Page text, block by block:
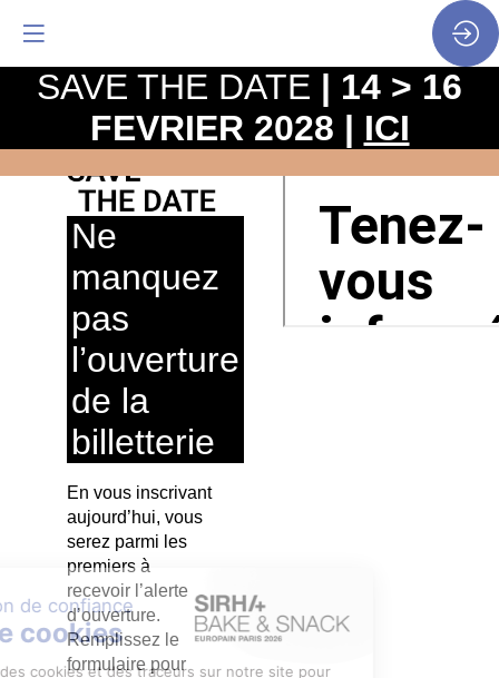
Ne
manquez
pas
l’ouverture
de la
billetterie
En vous inscrivant
aujourd’hui, vous
serez parmi les
premiers à
recevoir l’alerte
d’ouverture.
Remplissez le
formulaire pour
SAVE THE DATE | 14 > 16
FEVRIER 2028 | ICI